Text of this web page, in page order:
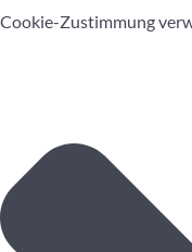
Cookie-Zustimmung